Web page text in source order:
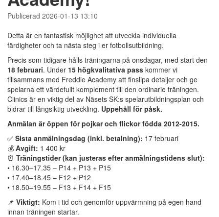
Publicerad 2026-01-13 13:10
Detta är en fantastisk möjlighet att utveckla individuella
färdigheter och ta nästa steg i er fotbollsutbildning.
Precis som tidigare hålls träningarna på onsdagar, med start den
18 februari. Under 15 högkvalitativa pass kommer vi
tillsammans med Freddie Academy att finslipa detaljer och ge
spelarna ett värdefullt komplement till den ordinarie träningen.
Clinics är en viktig del av Näsets SK:s spelarutbildningsplan och
bidrar till långsiktig utveckling. Uppehåll för påsk.
Anmälan är öppen för pojkar och flickor födda 2012-2015.
✅ Sista anmälningsdag (inkl. betalning): 17 februari
💰 Avgift: 1 400 kr
⏰ Träningstider (kan justeras efter anmälningstidens slut):
• 16.30–17.35 – P14 + P13 + P15
• 17.40–18.45 – F12 + P12
• 18.50–19.55 – F13 + F14 + F15
📌 Viktigt: Kom i tid och genomför uppvärmning på egen hand
innan träningen startar.